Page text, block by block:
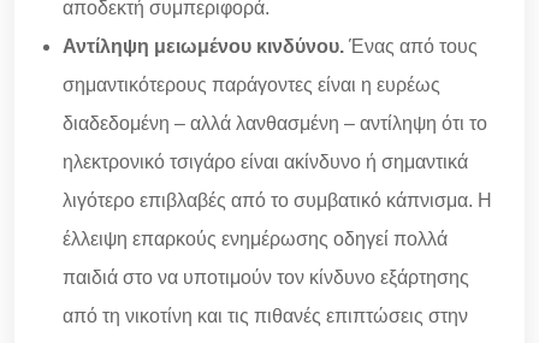
αποδεκτή συμπεριφορά.
Αντίληψη μειωμένου κινδύνου. Ένας από τους
σημαντικότερους παράγοντες είναι η ευρέως
διαδεδομένη – αλλά λανθασμένη – αντίληψη ότι το
ηλεκτρονικό τσιγάρο είναι ακίνδυνο ή σημαντικά
λιγότερο επιβλαβές από το συμβατικό κάπνισμα. Η
έλλειψη επαρκούς ενημέρωσης οδηγεί πολλά
παιδιά στο να υποτιμούν τον κίνδυνο εξάρτησης
από τη νικοτίνη και τις πιθανές επιπτώσεις στην